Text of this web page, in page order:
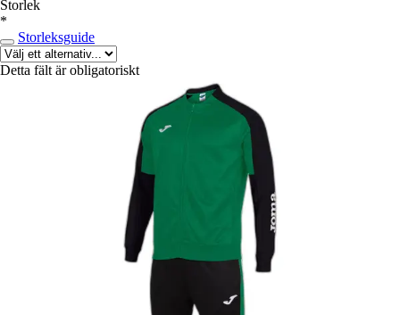
Storlek
*
Storleksguide
Detta fält är obligatoriskt